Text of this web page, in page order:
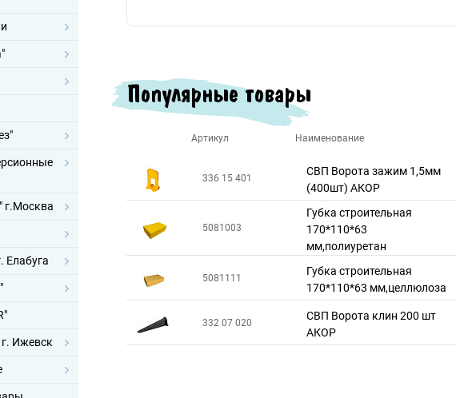
г.Москва
Елабуга
Ижевск
Популярные товары
Артикул Наименование
336 15 401
СВП Ворота зажим 1,5мм
(400шт) АКОР
5081003
Губка строительная
170*110*63
мм,полиуретан
5081111
Губка строительная
170*110*63 мм,целлюлоза
332 07 020
СВП Ворота клин 200 шт
АКОР